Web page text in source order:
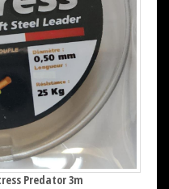
Predator 3m